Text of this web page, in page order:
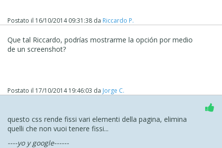
Postato il 16/10/2014 09:31:38 da Riccardo P.
Que tal Riccardo, podrías mostrarme la opción por medio
de un screenshot?
Postato il 17/10/2014 19:46:03 da Jorge C.
questo css rende fissi vari elementi della pagina, elimina
quelli che non vuoi tenere fissi...
----yo y google------